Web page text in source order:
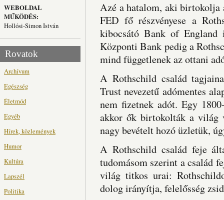
WEBOLDAL
MŰKÖDÉS:
Hollósi-Simon István
Rovatok
Archívum
Egészség
Életmód
Egyéb
Hírek, közlemények
Humor
Kultúra
Lapszél
Politika
Azé a hatalom, aki birtokolja
FED fő részvényese a
kibocsátó Bank of
Központi Bank pedig a
mind függetlenek az ottani
A Rothschild család
Trust nevezetű adómentes
nem fizetnek adót. Egy
akkor ők birtokolták a világ
nagy bevételt hozó üzletük,
A Rothschild család feje
tudomásom szerint a család
világ titkos urai:
dolog irányítja, felelősség